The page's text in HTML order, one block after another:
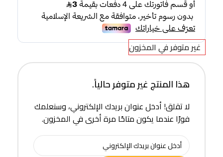
غير متوفر في المخزون
هذا المنتج غير متوفر حالياً.
لا تقلق! أدخل عنوان بريدك الإلكتروني، وسنعلمك
فورًا عندما يكون متاحًا مرة أخرى في المخزون.